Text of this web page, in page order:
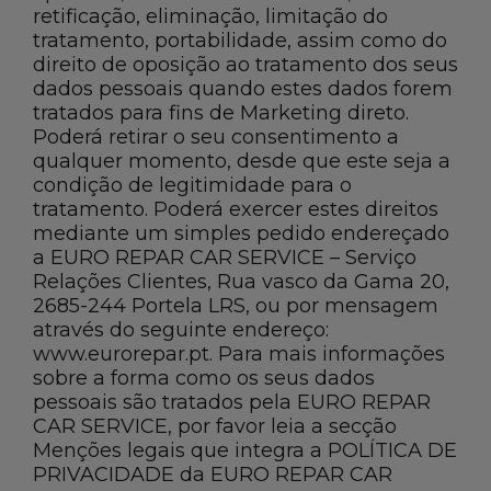
retificação, eliminação, limitação do
tratamento, portabilidade, assim como do
direito de oposição ao tratamento dos seus
dados pessoais quando estes dados forem
tratados para fins de Marketing direto.
Poderá retirar o seu consentimento a
qualquer momento, desde que este seja a
condição de legitimidade para o
tratamento. Poderá exercer estes direitos
mediante um simples pedido endereçado
a EURO REPAR CAR SERVICE – Serviço
Relações Clientes, Rua vasco da Gama 20,
2685-244 Portela LRS, ou por mensagem
através do seguinte endereço:
www.eurorepar.pt. Para mais informações
sobre a forma como os seus dados
pessoais são tratados pela EURO REPAR
CAR SERVICE, por favor leia a secção
Menções legais que integra a POLÍTICA DE
PRIVACIDADE da EURO REPAR CAR